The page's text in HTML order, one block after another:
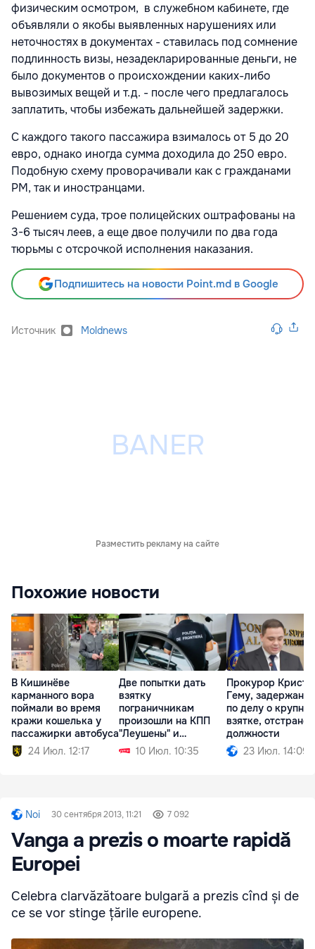
физическим осмотром, в служебном кабинете, где
объявляли о якобы выявленных нарушениях или
неточностях в документах - ставилась под сомнение
подлинность визы, незадекларированные деньги, не
было документов о происхождении каких-либо
вывозимых вещей и т.д. - после чего предлагалось
заплатить, чтобы избежать дальнейшей задержки.
С каждого такого пассажира взималось от 5 до 20
евро, однако иногда сумма доходила до 250 евро.
Подобную схему проворачивали как с гражданами
РМ, так и иностранцами.
Решением суда, трое полицейских оштрафованы на
3-6 тысяч леев, а еще двое получили по два года
тюрьмы с отсрочкой исполнения наказания.
Подпишитесь на новости Point.md в Google
Источник Moldnews
Разместить рекламу на сайте
Похожие новости
В Кишинёве
карманного вора
поймали во время
кражи кошелька у
пассажирки автобуса
24 Июл. 12:17
Две попытки дать
взятку
пограничникам
произошли на КПП
"Леушены" и
"Паланка"
10 Июл. 10:35
Прокурор
Гему,
по делу о крупной
взятке,
должности
23 Июл. 14:09
Noi 30 сентября 2013, 11:21 7 092
Vanga a prezis o moarte rapidă
Europei
Celebra clarvăzătoare bulgară a prezis cînd și de
ce se vor stinge țările europene.